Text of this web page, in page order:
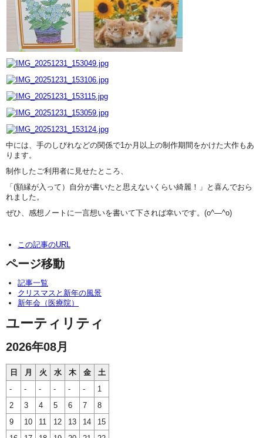
中には、手のしびれなどの関係で1か月以上の制作期間をかけた大作もあ
ります。
制作したご利用者に見せたところ、
「(額縁が入って）自分が書いたと思えないくらい綺麗！」と喜んでおら
れました。
ぜひ、感想ノートに一言想いを書いて下されば幸いです。(o^―^o)
この記事のURL
ページ移動
記事一覧
クリスマスと新年の風景
新年会（医療院）
ユーティリティ
2026年08月
日 月 火 水 木 金
土
-
- - - - -
1
2
3 4 5 6 7
8
9
10 11 12 13 14
15